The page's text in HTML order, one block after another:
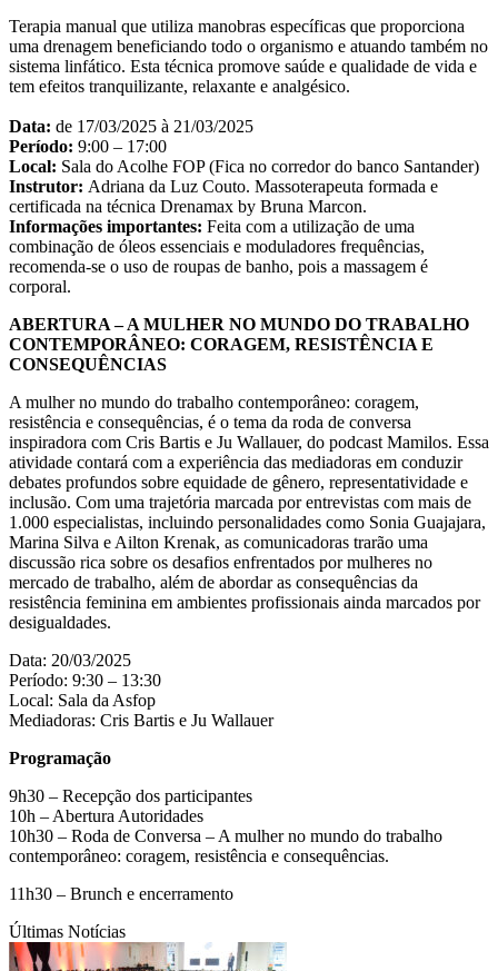
Terapia manual que utiliza manobras específicas que proporciona
uma drenagem beneficiando todo o organismo e atuando também no
sistema linfático. Esta técnica promove saúde e qualidade de vida e
tem efeitos tranquilizante, relaxante e analgésico.
Data: de 17/03/2025 à 21/03/2025
Período: 9:00 – 17:00
Local: Sala do Acolhe FOP (Fica no corredor do banco Santander)
Instrutor: Adriana da Luz Couto. Massoterapeuta formada e
certificada na técnica Drenamax by Bruna Marcon.
Informações importantes: Feita com a utilização de uma
combinação de óleos essenciais e moduladores frequências,
recomenda-se o uso de roupas de banho, pois a massagem é
corporal.
ABERTURA – A MULHER NO MUNDO DO TRABALHO
CONTEMPORÂNEO: CORAGEM, RESISTÊNCIA E
CONSEQUÊNCIAS
A mulher no mundo do trabalho contemporâneo: coragem,
resistência e consequências, é o tema da roda de conversa
inspiradora com Cris Bartis e Ju Wallauer, do podcast Mamilos. Essa
atividade contará com a experiência das mediadoras em conduzir
debates profundos sobre equidade de gênero, representatividade e
inclusão. Com uma trajetória marcada por entrevistas com mais de
1.000 especialistas, incluindo personalidades como Sonia Guajajara,
Marina Silva e Ailton Krenak, as comunicadoras trarão uma
discussão rica sobre os desafios enfrentados por mulheres no
mercado de trabalho, além de abordar as consequências da
resistência feminina em ambientes profissionais ainda marcados por
desigualdades.
Data: 20/03/2025
Período: 9:30 – 13:30
Local: Sala da Asfop
Mediadoras: Cris Bartis e Ju Wallauer
Programação
9h30 – Recepção dos participantes
10h – Abertura Autoridades
10h30 – Roda de Conversa – A mulher no mundo do trabalho
contemporâneo: coragem, resistência e consequências.
11h30 – Brunch e encerramento
Últimas Notícias